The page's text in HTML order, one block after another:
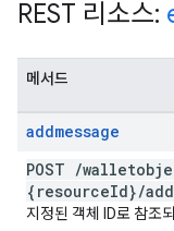
REST 리소스:
메서드
addmessage
POST /
{resourceId}/add
지정된 객체 ID로 참조